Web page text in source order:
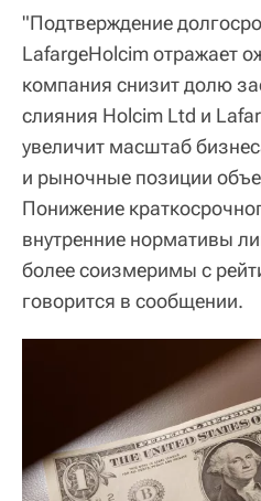
"Подтверждение
LafargeHolcim отражает
компания снизит долю
слияния Holcim Ltd и
увеличит масштаб
и рыночные позиции
Понижение
внутренние нормативы
более соизмеримы с
говорится в сообщении.